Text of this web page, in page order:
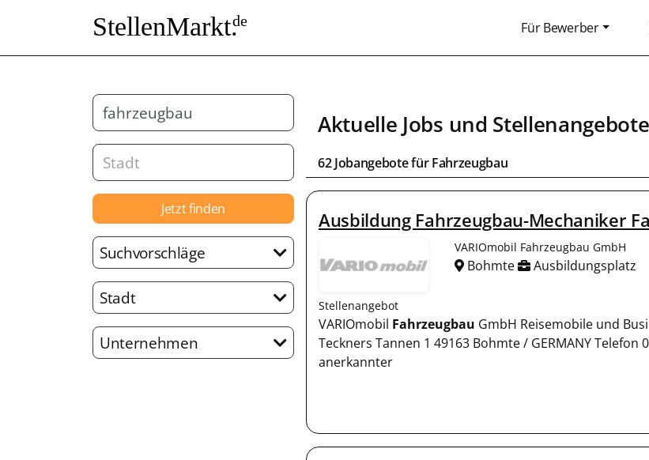
StellenMarkt.de Für Bewerber
Jetzt finden
Suchvorschläge
Stadt
Unternehmen
Aktuelle Jobs und
62 Jobangebote fürFahrzeugbau
Ausbildung Fahrzeugbau-Mechaniker
VARIOmobil Fahrzeugbau GmbH
Bohmte Ausbildungsplatz
Stellenangebot
VARIOmobil Fahrzeugbau GmbH Reisemobile und
Teckners Tannen 1 49163 Bohmte / GERMANY
anerkannter